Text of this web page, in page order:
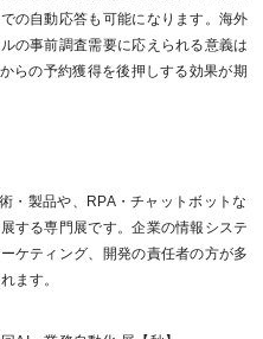
の自動応答も可能になります。海外
の事前調査需要に応えられる意義は
らの予約獲得を後押しする効果が期
・製品や、RPA・チャットボットな
する専門展です。企業の情報システ
ケティング、開発の責任者の方が多
ます。